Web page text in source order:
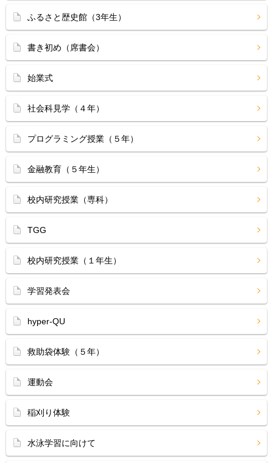
ふるさと歴史館（3年生）
書き初め（席書会）
始業式
社会科見学（４年）
プログラミング授業（５年）
金融教育（５年生）
校内研究授業（専科）
TGG
校内研究授業（１年生）
学習発表会
hyper-QU
救助袋体験（５年）
運動会
稲刈り体験
水泳学習に向けて